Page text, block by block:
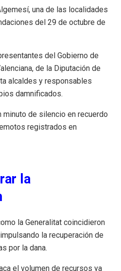
una de las localidades
del 29 de octubre de
del Gobierno de
de la Diputación de
alcaldes y responsables
damnificados.
minuto de silencio en recuerdo
registrados en
la
la Generalitat coincidieron
la recuperación de
por la dana.
el volumen de recursos ya